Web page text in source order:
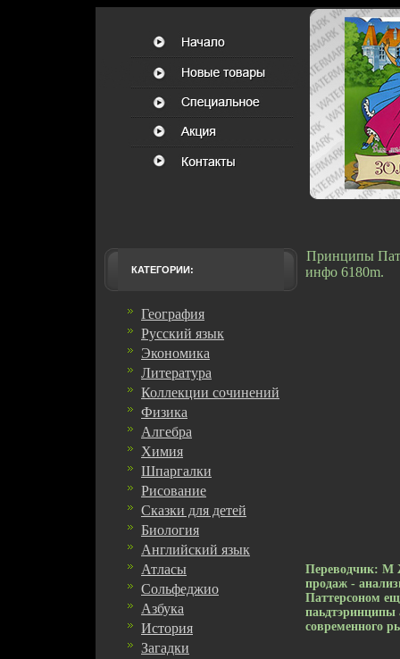
КАТЕГОРИИ:
География
Русский язык
Экономика
Литература
Коллекции сочинений
Физика
Алгебра
Химия
Шпаргалки
Рисование
Сказки для детей
Биология
Английский язык
Атласы
Сольфеджио
Азбука
История
Загадки
Принципы
инфо 6180m.
Переводчик: М
продаж -
Паттерсоном
паьдтэринципы
современного